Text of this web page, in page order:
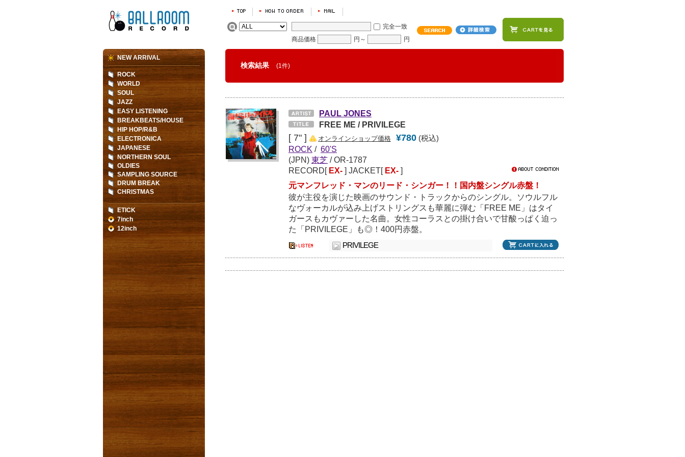
完全一致
商品価格
円～ 円
検索結果 (1件)
PAUL JONES
FREE ME / PRIVILEGE
[ 7" ] オンラインショップ価格 ¥780 (税込)
ROCK / 60'S
(JPN) 東芝 / OR-1787
RECORD[ EX- ] JACKET[ EX- ]
元マンフレッド・マンのリード・シンガー！！国内盤シングル赤盤！
彼が主役を演じた映画のサウンド・トラックからのシングル。ソウルフル
なヴォーカルが込み上げストリングスも華麗に弾む「FREE ME」はタイ
ガースもカヴァーした名曲。女性コーラスとの掛け合いで甘酸っぱく迫っ
た「PRIVILEGE」も◎！400円赤盤。
PRIVILEGE
NEW ARRIVAL
ROCK
WORLD
SOUL
JAZZ
EASY LISTENING
BREAKBEATS/HOUSE
HIP HOP/R&B
ELECTRONICA
JAPANESE
NORTHERN SOUL
OLDIES
SAMPLING SOURCE
DRUM BREAK
CHRISTMAS
ETICK
7inch
12inch